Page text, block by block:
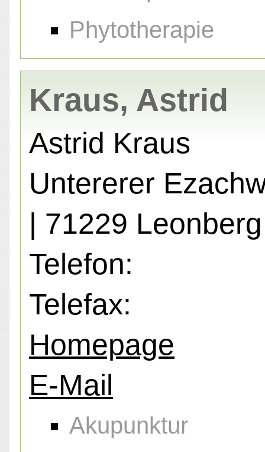
Phytotherapie
Kraus, Astrid
Astrid Kraus
Untererer
| 71229 Leonberg
Telefon:
Telefax:
Homepage
E-Mail
Akupunktur